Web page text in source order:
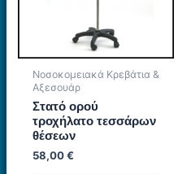
στη
σελίδα
του
Νοσοκομειακά Κρεβάτια &
Αξεσουάρ
Στατό ορού
τροχήλατο τεσσάρων
θέσεων
58,00€